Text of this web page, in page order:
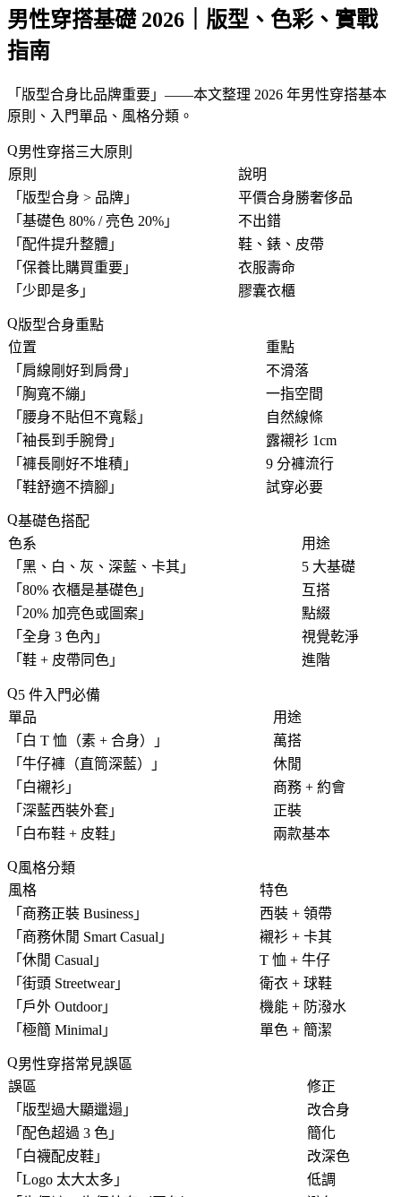
男性穿搭基礎 2026｜版型、色彩、實戰
指南
「 版型合身比品牌重要 」——本文整理 2026 年男性穿搭基本
原則、入門單品、風格分類。
男性穿搭三大原則
原則
說明
「 版型合身 > 品牌 」
平價合身勝奢侈品
「 基礎色 80% / 亮色 20% 」
不出錯
「 配件提升整體 」
鞋、錶、皮帶
「 保養比購買重要 」
衣服壽命
「 少即是多 」 膠囊衣櫃
版型合身重點
位置
重點
「 肩線剛好到肩骨 」
不滑落
「 胸寬不繃 」
一指空間
「 腰身不貼但不寬鬆 」
自然線條
「 袖長到手腕骨 」
露襯衫 1cm
「 褲長剛好不堆積 」
9 分褲流行
「 鞋舒適不擠腳 」 試穿必要
基礎色搭配
色系
用途
「 黑、白、灰、深藍、卡其 」
5 大基礎
「 80% 衣櫃是基礎色 」
互搭
「 20% 加亮色或圖案 」
點綴
「 全身 3 色內 」
視覺乾淨
「 鞋 + 皮帶同色 」 進階
5 件入門必備
單品
用途
「 白 T 恤（素 + 合身） 」
萬搭
「 牛仔褲（直筒深藍） 」
休閒
「 白襯衫 」
商務 + 約會
「 深藍西裝外套 」
正裝
「 白布鞋 + 皮鞋 」 兩款基本
風格分類
風格
特色
「 商務正裝 Business 」
西裝 + 領帶
「 商務休閒 Smart Casual 」
襯衫 + 卡其
「 休閒 Casual 」
T 恤 + 牛仔
「 街頭 Streetwear」
衛衣 + 球鞋
「 戶外 Outdoor」
機能 + 防潑水
「 極簡 Minimal 」 單色 + 簡潔
男性穿搭常見誤區
誤區
修正
「 版型過大顯邋遢 」
改合身
「 配色超過 3 色 」
簡化
「 白襪配皮鞋 」
改深色
「 Logo 太大太多 」
低調